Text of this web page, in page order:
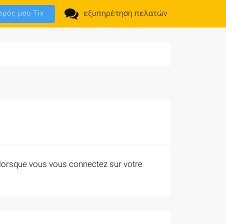
μου Tix εξυπηρέτηση πελατών
vous vous connectez sur votre